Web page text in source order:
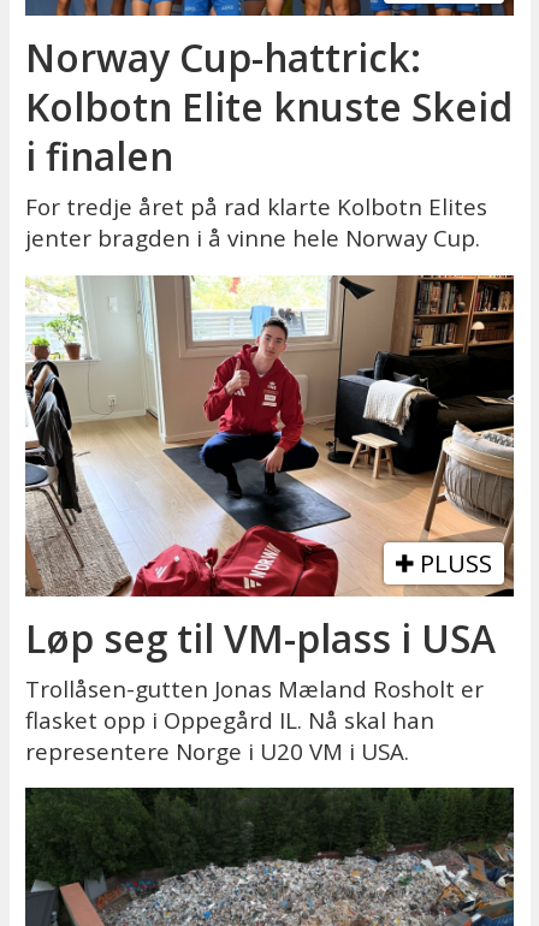
Norway Cup-hattrick:
Kolbotn Elite knuste Skeid
i finalen
For tredje året på rad klarte Kolbotn Elites
jenter bragden i å vinne hele Norway Cup.
PLUSS
Løp seg til VM-plass i USA
Trollåsen-gutten Jonas Mæland Rosholt er
flasket opp i Oppegård IL. Nå skal han
representere Norge i U20 VM i USA.